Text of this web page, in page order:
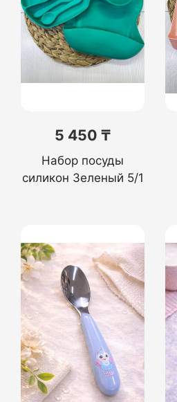
5 450 ₸
Набор посуды
силикон Зеленый 5/1